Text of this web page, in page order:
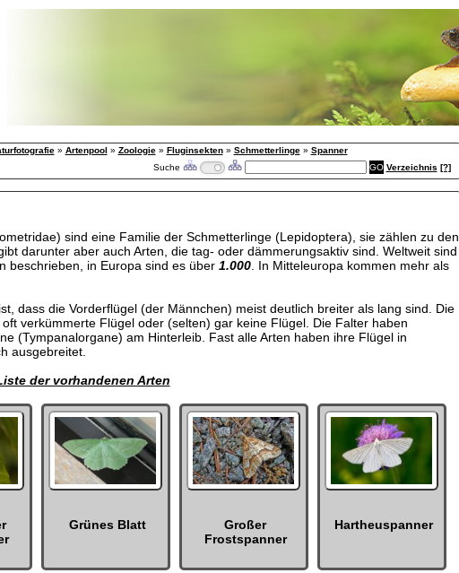
» Artenpool » Zoologie» Fluginsekten» Schmetterlinge» Spanner
Suche
Verzeichnis [?]
sind eine Familie der Schmetterlinge (Lepidoptera), sie zählen zu den
darunter aber auch Arten, die tag- oder dämmerungsaktiv sind. Weltweit sind
beschrieben, in Europa sind es über 1.000. In Mitteleuropa kommen mehr als
dass die Vorderflügel (der Männchen) meist deutlich breiter als lang sind. Die
verkümmerte Flügel oder (selten) gar keine Flügel. Die Falter haben
(Tympanalorgane) am Hinterleib. Fast alle Arten haben ihre Flügel in
ausgebreitet.
der vorhandenen Arten
Grünes Blatt
Großer
Frostspanner
Hartheuspanner